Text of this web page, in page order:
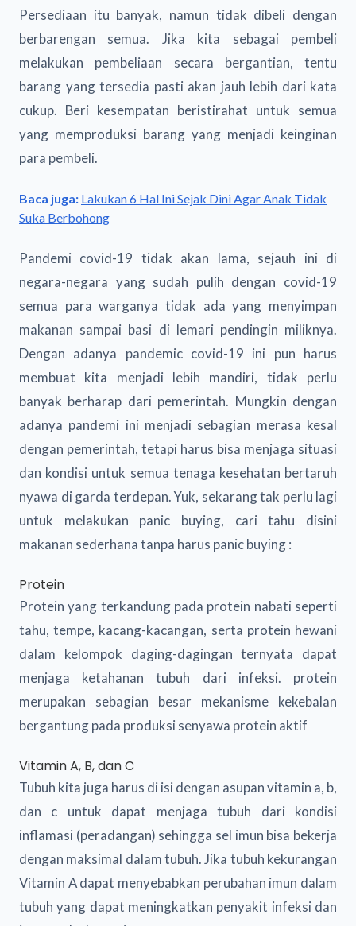
Persediaan itu banyak, namun tidak dibeli dengan
berbarengan semua. Jika kita sebagai pembeli
melakukan pembeliaan secara bergantian, tentu
barang yang tersedia pasti akan jauh lebih dari kata
cukup. Beri kesempatan beristirahat untuk semua
yang memproduksi barang yang menjadi keinginan
para pembeli.
Baca juga: Lakukan 6 Hal Ini Sejak Dini Agar Anak Tidak
Suka Berbohong
Pandemi covid-19 tidak akan lama, sejauh ini di
negara-negara yang sudah pulih dengan covid-19
semua para warganya tidak ada yang menyimpan
makanan sampai basi di lemari pendingin miliknya.
Dengan adanya pandemic covid-19 ini pun harus
membuat kita menjadi lebih mandiri, tidak perlu
banyak berharap dari pemerintah. Mungkin dengan
adanya pandemi ini menjadi sebagian merasa kesal
dengan pemerintah, tetapi harus bisa menjaga situasi
dan kondisi untuk semua tenaga kesehatan bertaruh
nyawa di garda terdepan. Yuk, sekarang tak perlu lagi
untuk melakukan panic buying, cari tahu disini
makanan sederhana tanpa harus panic buying :
Protein
Protein yang terkandung pada protein nabati seperti
tahu, tempe, kacang-kacangan, serta protein hewani
dalam kelompok daging-dagingan ternyata dapat
menjaga ketahanan tubuh dari infeksi. protein
merupakan sebagian besar mekanisme kekebalan
bergantung pada produksi senyawa protein aktif
Vitamin A, B, dan C
Tubuh kita juga harus di isi dengan asupan vitamin a, b,
dan c untuk dapat menjaga tubuh dari kondisi
inflamasi (peradangan) sehingga sel imun bisa bekerja
dengan maksimal dalam tubuh. Jika tubuh kekurangan
Vitamin A dapat menyebabkan perubahan imun dalam
tubuh yang dapat meningkatkan penyakit infeksi dan